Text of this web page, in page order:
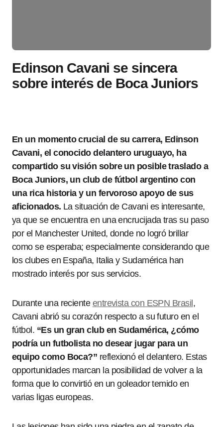
Edinson Cavani se sincera
sobre interés de Boca Juniors
En un momento crucial de su carrera, Edinson
Cavani, el conocido delantero uruguayo, ha
compartido su visión sobre un posible traslado a
Boca Juniors, un club de fútbol argentino con
una rica historia y un fervoroso apoyo de sus
aficionados. La situación de Cavani es interesante,
ya que se encuentra en una encrucijada tras su paso
por el Manchester United, donde no logró brillar
como se esperaba; especialmente considerando que
los clubes en España, Italia y Sudamérica han
mostrado interés por sus servicios.
Durante una reciente entrevista con ESPN Brasil ,
Cavani abrió su corazón respecto a su futuro en el
fútbol. “Es un gran club en Sudamérica, ¿cómo
podría un futbolista no desear jugar para un
equipo como Boca?” reflexionó el delantero. Estas
opportunidades marcan la posibilidad de volver a la
forma que lo convirtió en un goleador temido en
varias ligas europeas.